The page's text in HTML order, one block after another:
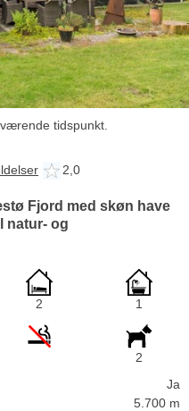
tidspunkt.
2,0
Fjord med skøn have
natur- og
2 1
2
Ja
5.700 m